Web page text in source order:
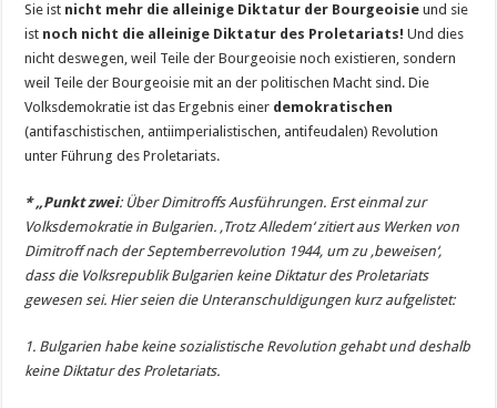
Sie ist nicht mehr die alleinige Diktatur der Bourgeoisie und sie
ist noch nicht die alleinige Diktatur des Proletariats! Und dies
nicht deswegen, weil Teile der Bourgeoisie noch existieren, sondern
weil Teile der Bourgeoisie mit an der politischen Macht sind. Die
Volksdemokratie ist das Ergebnis einer demokratischen
(antifaschistischen, antiimperialistischen, antifeudalen) Revolution
unter Führung des Proletariats.
* „Punkt zwei: Über Dimitroffs Ausführungen. Erst einmal zur
Volksdemokratie in Bulgarien. ‚Trotz Alledem‘ zitiert aus Werken von
Dimitroff nach der Septemberrevolution 1944, um zu ‚beweisen‘,
dass die Volksrepublik Bulgarien keine Diktatur des Proletariats
gewesen sei. Hier seien die Unteranschuldigungen kurz aufgelistet:
1. Bulgarien habe keine sozialistische Revolution gehabt und deshalb
keine Diktatur des Proletariats.